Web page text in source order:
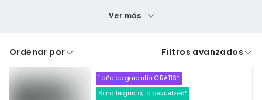
Precio máximo
A crédito De contado
Cdmx y Edo Mex Querétaro
Ver más
Ordenar por Filtros avanzados
1 año de garantía GRATIS*
Si no te gusta, lo devuelves*